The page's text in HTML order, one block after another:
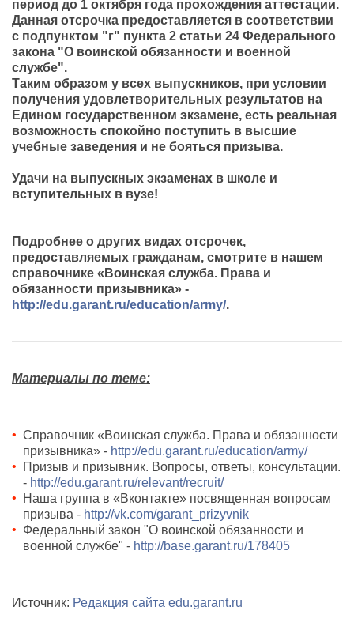
период до 1 октября года прохождения аттестации.
Данная отсрочка предоставляется в соответствии
с подпунктом "г" пункта 2 статьи 24 Федерального
закона "О воинской обязанности и военной
службе".
Таким образом у всех выпускников, при условии
получения удовлетворительных результатов на
Едином государственном экзамене, есть реальная
возможность спокойно поступить в высшие
учебные заведения и не бояться призыва.
Удачи на выпускных экзаменах в школе и
вступительных в вузе!
Подробнее о других видах отсрочек,
предоставляемых гражданам, смотрите в нашем
справочнике «Воинская служба. Права и
обязанности призывника» -
http://edu.garant.ru/education/army/.
Материалы по теме:
Справочник «Воинская служба. Права и обязанности
призывника» - http://edu.garant.ru/education/army/
Призыв и призывник. Вопросы, ответы, консультации.
- http://edu.garant.ru/relevant/recruit/
Наша группа в «Вконтакте» посвященная вопросам
призыва - http://vk.com/garant_prizyvnik
Федеральный закон "О воинской обязанности и
военной службе" - http://base.garant.ru/178405
Источник: Редакция сайта edu.garant.ru